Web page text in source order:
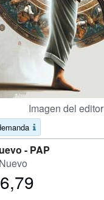
Imagen del editor
- PAP